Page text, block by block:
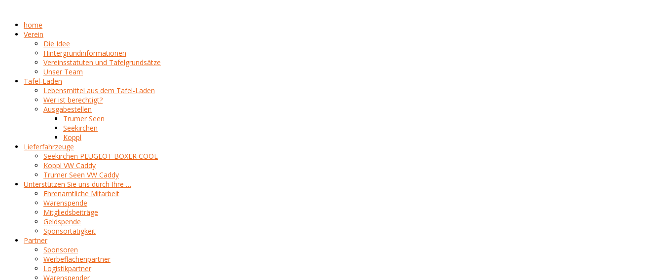
home
Verein
Die Idee
Hintergrundinformationen
Vereinsstatuten und Tafelgrundsätze
Unser Team
Tafel-Laden
Lebensmittel aus dem Tafel-Laden
Wer ist berechtigt?
Ausgabestellen
Trumer Seen
Seekirchen
Koppl
Lieferfahrzeuge
Seekirchen PEUGEOT BOXER COOL
Koppl VW Caddy
Trumer Seen VW Caddy
Unterstützen Sie uns durch Ihre …
Ehrenamtliche Mitarbeit
Warenspende
Mitgliedsbeiträge
Geldspende
Sponsortätigkeit
Partner
Sponsoren
Werbeflächenpartner
Logistikpartner
Warenspender